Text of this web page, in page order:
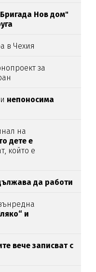
Нов дом"
в Чехия
за
непоносима
на
дете е
който е
да работи
и
вече записват с